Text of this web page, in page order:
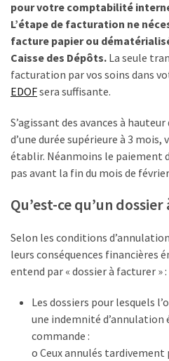
pour votre comptabilité
L’étape de facturation ne
facture papier ou
Caisse des Dépôts. La seule
facturation par vos soins dans
EDOFsera suffisante.
S’agissant des avances à
d’une durée supérieure à 3 mois,
établir. Néanmoins le paiement
pas avant la fin du mois de
Qu’est-ce qu’un
Selon les conditions
leurs conséquences financières
entend par « dossier à facturer » :
Les dossiers pour lesquels
une indemnité d’annulation
commande :
o Ceux annulés